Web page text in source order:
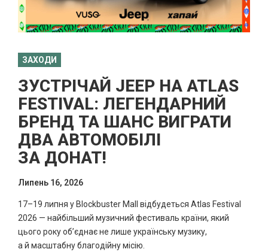
ЗАХОДИ
ЗУСТРІЧАЙ JEEP НА ATLAS
FESTIVAL: ЛЕГЕНДАРНИЙ
БРЕНД ТА ШАНС ВИГРАТИ
ДВА АВТОМОБІЛІ
ЗА ДОНАТ!
Липень 16, 2026
17–19 липня у Blockbuster Mall відбудеться Atlas Festival
2026 — найбільший музичний фестиваль країни, який
цього року об’єднає не лише українську музику,
а й масштабну благодійну місію.